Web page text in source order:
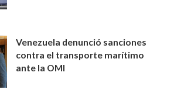
Venezuela denunció sanciones
contra el transporte marítimo
ante la OMI